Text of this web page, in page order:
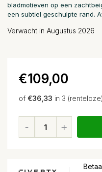
bladmotieven op een
een subtiel geschulpte rand.
Verwacht in Augustus 2026
€109,00
of €36,33 in 3